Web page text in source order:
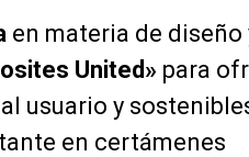
en materia de diseño
United» para
usuario y
en certámenes